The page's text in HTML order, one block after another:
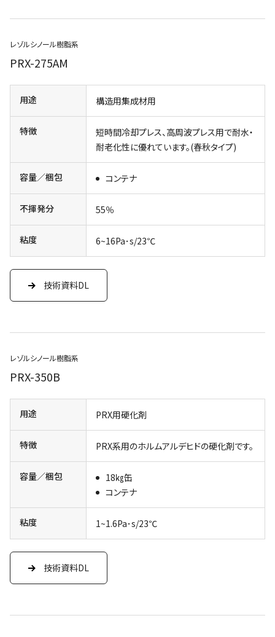
レゾルシノール樹脂系
PRX-275AM
用途 構造用集成材用
特徴
短時間冷却プレス、高周波プレス用で耐水・
耐老化性に優れています。(春秋タイプ)
容量／梱包 コンテナ
不揮発分 55％
粘度 6~16Pa･s/23℃
技術資料DL
レゾルシノール樹脂系
PRX-350B
用途 PRX用硬化剤
特徴 PRX系用のホルムアルデヒドの硬化剤です。
容量／梱包
18㎏缶
コンテナ
粘度 1~1.6Pa･s/23℃
技術資料DL